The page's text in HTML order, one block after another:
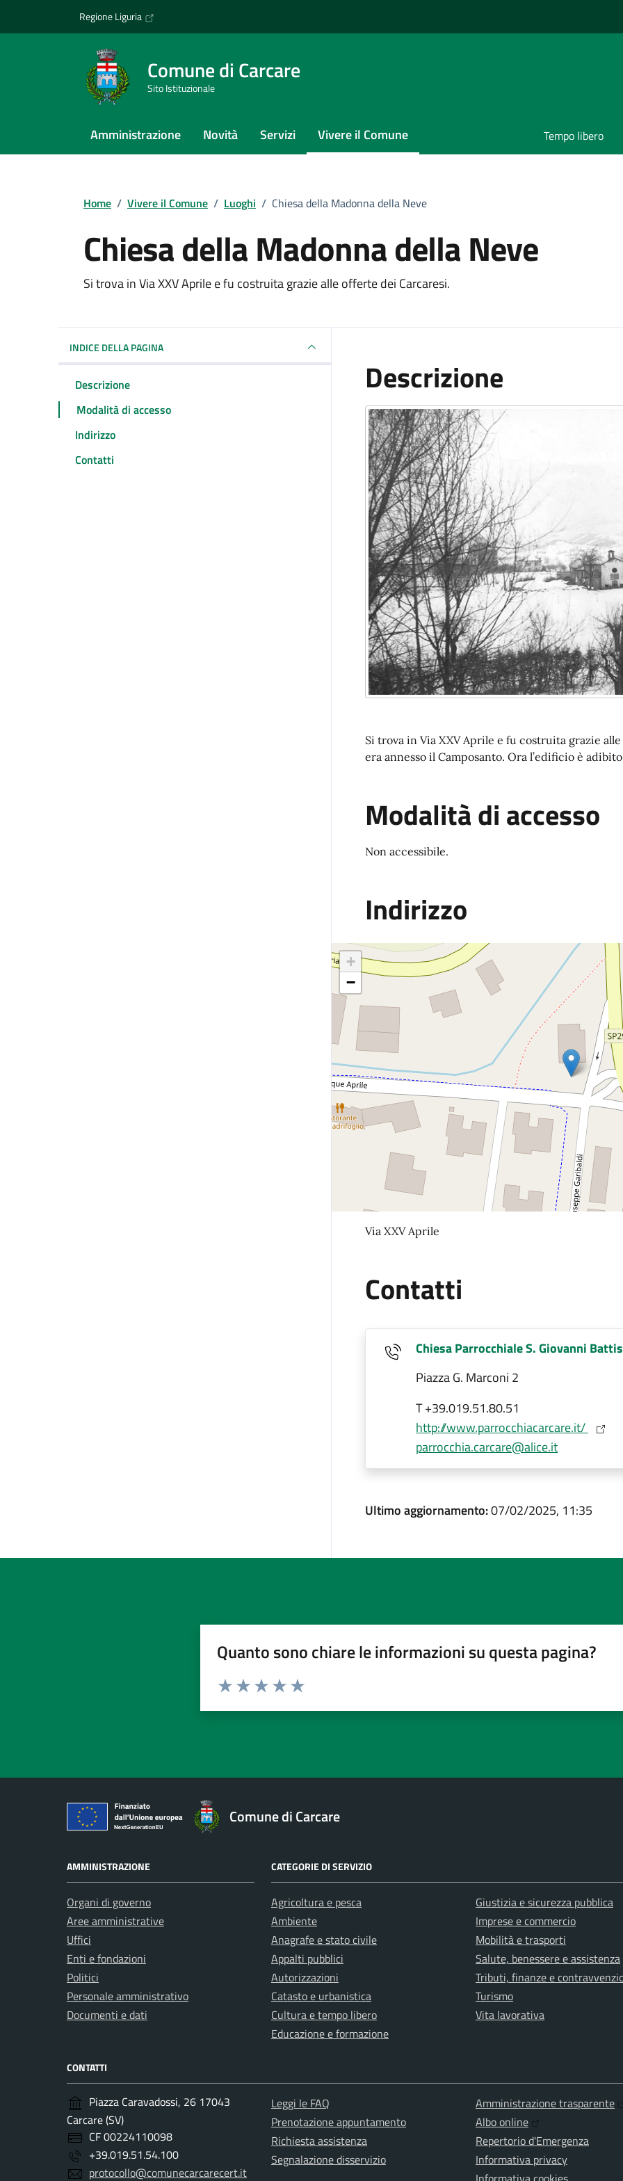
Regione Liguria
Comune di Carcare
Sito Istituzionale
Amministrazione Novità Servizi Vivere il Comune Tempo libero
Home / Vivere il Comune / Luoghi / Chiesa della Madonna della Neve
Chiesa della Madonna della Neve
Si trova in Via XXV Aprile e fu costruita grazie alle offerte dei Carcaresi.
INDICE DELLA PAGINA
Descrizione
Modalità di accesso
Indirizzo
Contatti
Descrizione
Si trova in Via XXV Aprile e fu costruita grazie
era annesso il Camposanto. Ora l’edificio è
Modalità di accesso
Non accessibile.
Indirizzo
+
−
Via XXV Aprile
Contatti
Chiesa Parrocchiale S. Giovanni
Piazza G. Marconi 2
T +39.019.51.80.51
http://www.parrocchiacarcare.it/
parrocchia.carcare@alice.it
Ultimo aggiornamento:07/02/2025, 11:35
Quanto sono chiare le informazioni su questa pagina?
Valuta da 1 a 5 stelle la pagina
Comune di Carcare
AMMINISTRAZIONE
Organi di governo
Aree amministrative
Uffici
Enti e fondazioni
Politici
Personale amministrativo
Documenti e dati
CATEGORIE DI SERVIZIO
Agricoltura e pesca
Ambiente
Anagrafe e stato civile
Appalti pubblici
Autorizzazioni
Catasto e urbanistica
Cultura e tempo libero
Educazione e formazione
Giustizia e sicurezza pubblica
Imprese e commercio
Mobilità e trasporti
Salute, benessere e assistenza
Tributi, finanze e
Turismo
Vita lavorativa
CONTATTI
Piazza Caravadossi, 26 17043
Carcare (SV)
CF 00224110098
+39.019.51.54.100
protocollo@comunecarcarecert.it
Leggi le FAQ
Prenotazione appuntamento
Richiesta assistenza
Segnalazione disservizio
Amministrazione trasparente
Albo online
Repertorio d'Emergenza
Informativa privacy